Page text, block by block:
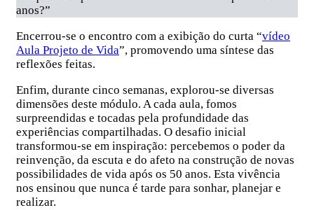
anos?”
Encerrou-se o encontro com a exibição do curta “vídeo
Aula Projeto de Vida”, promovendo uma síntese das
reflexões feitas.
Enfim, durante cinco semanas, explorou-se diversas
dimensões deste módulo. A cada aula, fomos
surpreendidas e tocadas pela profundidade das
experiências compartilhadas. O desafio inicial
transformou-se em inspiração: percebemos o poder da
reinvenção, da escuta e do afeto na construção de novas
possibilidades de vida após os 50 anos. Esta vivência
nos ensinou que nunca é tarde para sonhar, planejar e
realizar.